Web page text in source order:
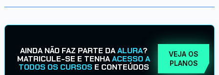
AINDA NÃO FAZ PARTE DAALURA?
MATRICULE-SE E TENHAACESSO A
TODOS OS CURSOS E CONTEÚDOS
VEJA OS
PLANOS